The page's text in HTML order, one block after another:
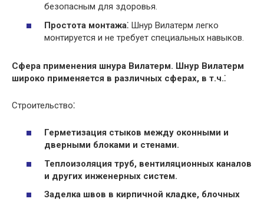
безопасным для здоровья.
Простота монтажа⁚ Шнур Вилатерм легко
монтируется и не требует специальных навыков.
Сфера применения шнура Вилатерм. Шнур Вилатерм
широко применяется в различных сферах, в т.ч.⁚
Строительство⁚
Герметизация стыков между оконными и
дверными блоками и стенами.
Теплоизоляция труб, вентиляционных каналов
и других инженерных систем.
Заделка швов в кирпичной кладке, блочных